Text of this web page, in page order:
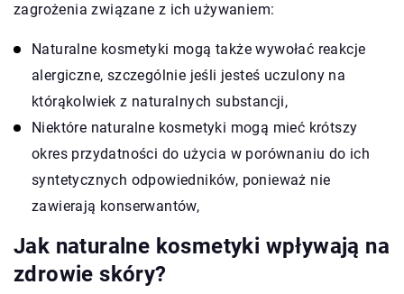
zagrożenia związane z ich używaniem:
Naturalne kosmetyki mogą także wywołać reakcje
alergiczne, szczególnie jeśli jesteś uczulony na
którąkolwiek z naturalnych substancji,
Niektóre naturalne kosmetyki mogą mieć krótszy
okres przydatności do użycia w porównaniu do ich
syntetycznych odpowiedników, ponieważ nie
zawierają konserwantów,
Jak naturalne kosmetyki wpływają na
zdrowie skóry?